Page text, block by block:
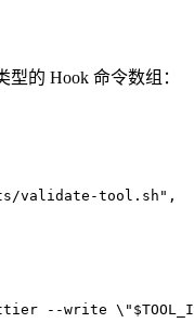
的 Hook 命令数组：
validate-tool.sh " ,
--write \"